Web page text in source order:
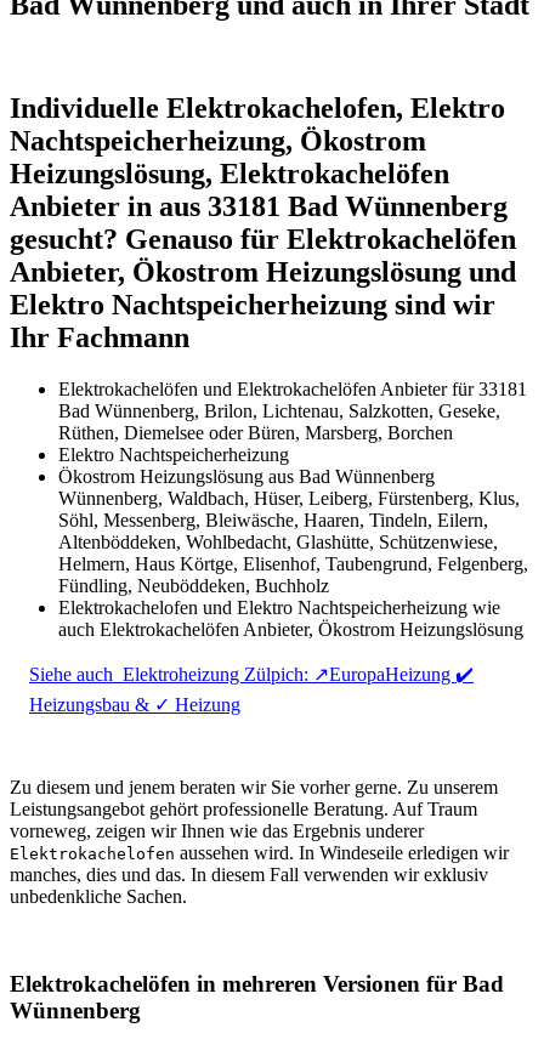
Individuelle Elektrokachelofen, Elektro
Nachtspeicherheizung, Ökostrom
Heizungslösung, Elektrokachelöfen
Anbieter in aus 33181 Bad Wünnenberg
gesucht? Genauso für Elektrokachelöfen
Anbieter, Ökostrom Heizungslösung und
Elektro Nachtspeicherheizung sind wir
Ihr Fachmann
Elektrokachelöfen und Elektrokachelöfen Anbieter für 33181
Bad Wünnenberg, Brilon, Lichtenau, Salzkotten, Geseke,
Rüthen, Diemelsee oder Büren, Marsberg, Borchen
Elektro Nachtspeicherheizung
Ökostrom Heizungslösung aus Bad Wünnenberg
Wünnenberg, Waldbach, Hüser, Leiberg, Fürstenberg, Klus,
Söhl, Messenberg, Bleiwäsche, Haaren, Tindeln, Eilern,
Altenböddeken, Wohlbedacht, Glashütte, Schützenwiese,
Helmern, Haus Körtge, Elisenhof, Taubengrund, Felgenberg,
Fündling, Neuböddeken, Buchholz
Elektrokachelofen und Elektro Nachtspeicherheizung wie
auch Elektrokachelöfen Anbieter, Ökostrom Heizungslösung
Siehe auch Elektroheizung Zülpich: ↗️EuropaHeizung ✔️
Heizungsbau & ✓ Heizung
Zu diesem und jenem beraten wir Sie vorher gerne. Zu unserem
Leistungsangebot gehört professionelle Beratung. Auf Traum
vorneweg, zeigen wir Ihnen wie das Ergebnis underer
Elektrokachelofen aussehen wird. In Windeseile erledigen wir
manches, dies und das. In diesem Fall verwenden wir exklusiv
unbedenkliche Sachen.
Elektrokachelöfen in mehreren Versionen für Bad
Wünnenberg